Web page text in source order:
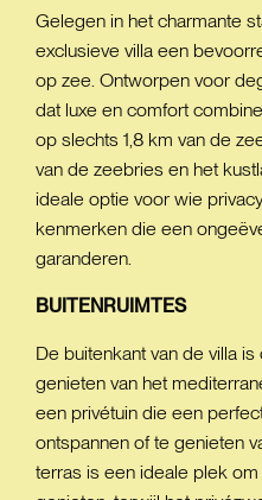
Gelegen in het charmante
exclusieve villa een
op zee. Ontworpen voor
dat luxe en comfort
op slechts 1,8 km van de
van de zeebries en het
ideale optie voor wie
kenmerken die een
garanderen.
BUITENRUIMTES
De buitenkant van de villa
genieten van het
een privétuin die een
ontspannen of te genieten
terras is een ideale plek